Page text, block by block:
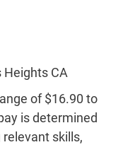
Heights CA
of $16.90 to
is determined
skills,